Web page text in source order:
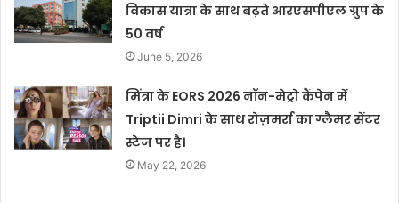
विकास यात्रा के साथ बढ़ते आरएसपीएल ग्रुप के
50 वर्ष
June 5, 2026
मिंत्रा के EORS 2026 नॉन-मेट्रो कैंपेन में
Triptii Dimri के साथ रोज़मर्रा का ग्लैमर सेंटर
स्टेज पर है।
May 22, 2026